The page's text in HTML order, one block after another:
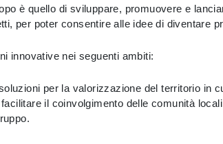
è quello di sviluppare, promuovere e
per poter consentire alle idee di diventare
innovative nei seguenti ambiti:
per la valorizzazione del territorio in
il coinvolgimento delle comunità